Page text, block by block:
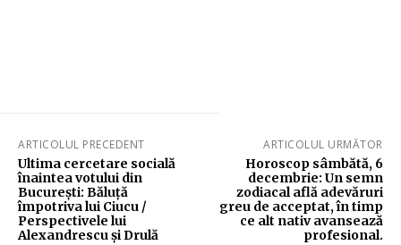
ARTICOLUL PRECEDENT
Ultima cercetare socială
înaintea votului din
București: Băluță
împotriva lui Ciucu /
Perspectivele lui
Alexandrescu și Drulă
ARTICOLUL URMĂTOR
Horoscop sâmbătă, 6
decembrie: Un semn
zodiacal află adevăruri
greu de acceptat, în timp
ce alt nativ avansează
profesional.